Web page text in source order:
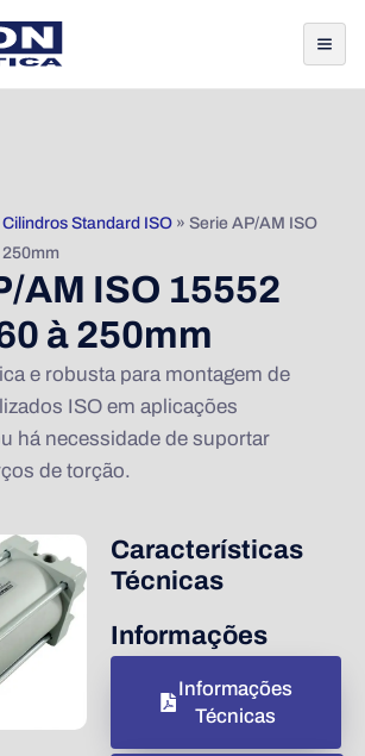
Cilindros Standard ISO » Serie AP/AM ISO
AM ISO 15552
à 250mm
e robusta para montagem de
ISO em aplicações
há necessidade de suportar
de torção.
Características
Técnicas
Informações
Informações
Técnicas